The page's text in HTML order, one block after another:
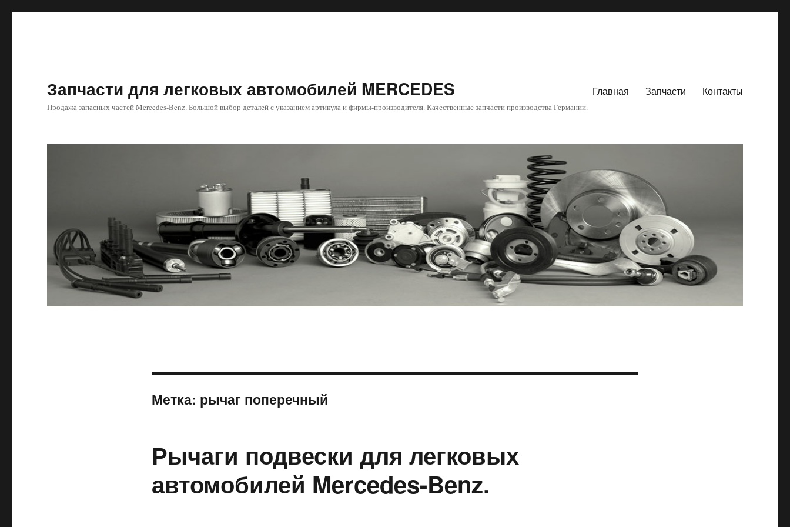
Запчасти для легковых автомобилей MERCEDES
Продажа запасных частей Mercedes-Benz. Большой выбор деталей с указанием артикула и фирмы-производителя. Качественные запчасти производства Германии.
Главная Запчасти Контакты
Метка: рычаг поперечный
Рычаги подвески для легковых
автомобилей Mercedes-Benz.